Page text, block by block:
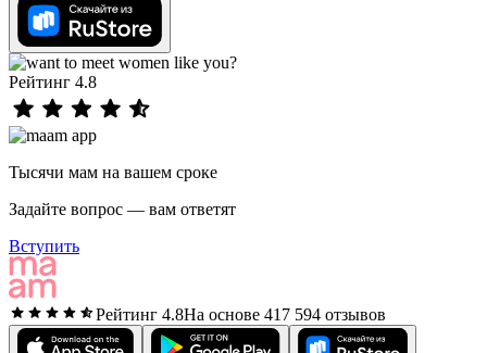
Рейтинг 4.8
Тысячи мам на вашем сроке
Задайте вопрос — вам ответят
Вступить
Рейтинг 4.8На основе 417 594 отзывов